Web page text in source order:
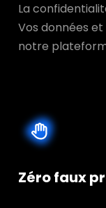
La
Vos données
notre
Zéro faux